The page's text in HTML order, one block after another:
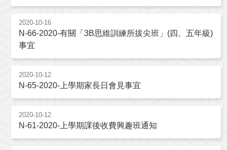
2020-10-16
N-66-2020-有關「3B思維訓練所拔尖班」(四、五年級)
事宜
2020-10-12
N-65-2020-上學期家長日會見事宜
2020-10-12
N-61-2020-上學期課後收費興趣班通知